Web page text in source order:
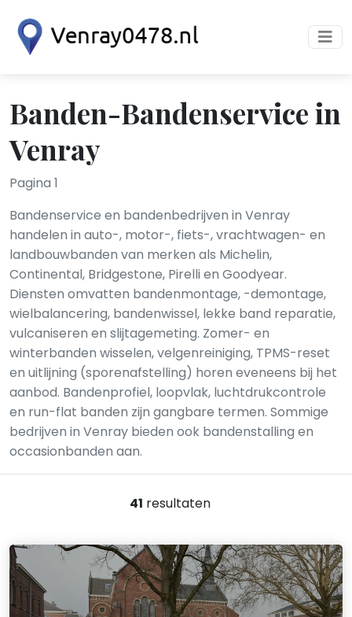
Banden-Bandenservice in
Venray
Pagina 1
Bandenservice en bandenbedrijven in Venray
handelen in auto-, motor-, fiets-, vrachtwagen- en
landbouwbanden van merken als Michelin,
Continental, Bridgestone, Pirelli en Goodyear.
Diensten omvatten bandenmontage, -demontage,
wielbalancering, bandenwissel, lekke band reparatie,
vulcaniseren en slijtagemeting. Zomer- en
winterbanden wisselen, velgenreiniging, TPMS-reset
en uitlijning (sporenafstelling) horen eveneens bij het
aanbod. Bandenprofiel, loopvlak, luchtdrukcontrole
en run-flat banden zijn gangbare termen. Sommige
bedrijven in Venray bieden ook bandenstalling en
occasionbanden aan.
41 resultaten